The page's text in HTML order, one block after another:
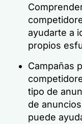
ayudarte a
propios
Campañas
tipo de
de
puede